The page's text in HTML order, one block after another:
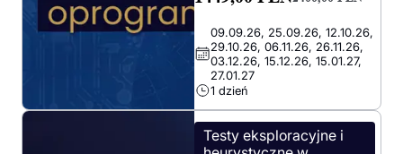
Pierwotna
cena
wynosiła:
2400,00 PLN.
Aktualna
cena
wynosi:
1449,00 PLN.
09.09.26, 25.09.26, 12.10.26,
29.10.26, 06.11.26, 26.11.26,
03.12.26, 15.12.26, 15.01.27,
27.01.27
1 dzień
Testy eksploracyjne i